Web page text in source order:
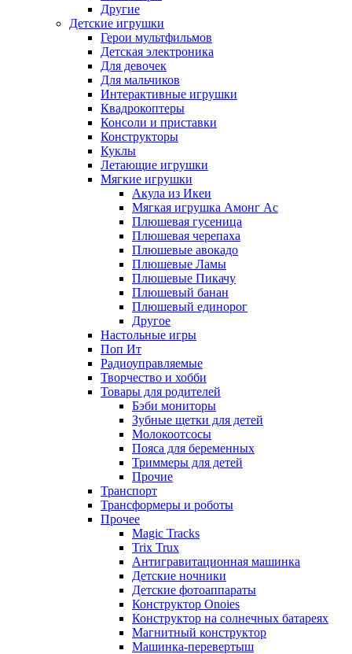
Другие
Детские игрушки
Герои мультфильмов
Детская электроника
Для девочек
Для мальчиков
Интерактивные игрушки
Квадрокоптеры
Консоли и приставки
Конструкторы
Куклы
Летающие игрушки
Мягкие игрушки
Акула из Икеи
Мягкая игрушка Амонг Ас
Плюшевая гусеница
Плюшевая черепаха
Плюшевые авокадо
Плюшевые Ламы
Плюшевые Пикачу
Плюшевый банан
Плюшевый единорог
Другое
Настольные игры
Поп Ит
Радиоуправляемые
Творчество и хобби
Товары для родителей
Бэби мониторы
Зубные щетки для детей
Молокоотсосы
Пояса для беременных
Триммеры для детей
Прочие
Транспорт
Трансформеры и роботы
Прочее
Magic Tracks
Trix Trux
Антигравитационная машинка
Детские ночники
Детские фотоаппараты
Конструктор Onoies
Конструктор на солнечных батареях
Магнитный конструктор
Машинка-перевертыш